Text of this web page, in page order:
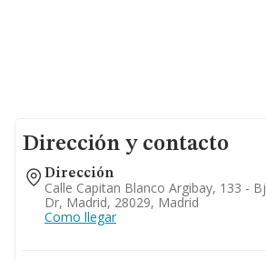
Dirección y contacto
Dirección
Calle Capitan Blanco Argibay, 133 - Bj
Dr, Madrid, 28029, Madrid
Como llegar